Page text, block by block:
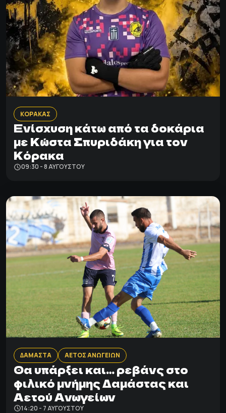
ΚΟΡΑΚΑΣ
Ενίσχυση κάτω από τα δοκάρια
με Κώστα Σπυριδάκη για τον
Κόρακα
09:30 - 8 ΑΥΓΟΎΣΤΟΥ
ΔΑΜΑΣΤΑ ΑΕΤΟΣ ΑΝΩΓΕΙΩΝ
Θα υπάρξει και… ρεβάνς στο
φιλικό μνήμης Δαμάστας και
Αετού Ανωγείων
14:20 - 7 ΑΥΓΟΎΣΤΟΥ